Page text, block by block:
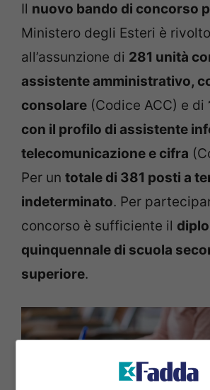
Il nuovo bando di concorso
Ministero degli Esteri è rivolto
all’assunzione di 281 unità
assistente amministrativo,
consolare (Codice ACC) e di
con il profilo di assistente
telecomunicazione e cifra
Per un totale di 381 posti a
indeterminato. Per
concorso è sufficiente il
quinquennale di scuola
superiore.